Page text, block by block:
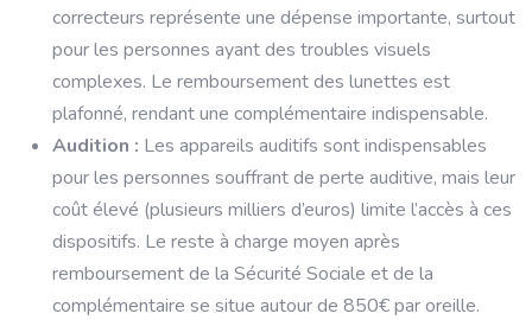
correcteurs représente une dépense importante, surtout
pour les personnes ayant des troubles visuels
complexes. Le remboursement des lunettes est
plafonné, rendant une complémentaire indispensable.
Audition : Les appareils auditifs sont indispensables
pour les personnes souffrant de perte auditive, mais leur
coût élevé (plusieurs milliers d’euros) limite l’accès à ces
dispositifs. Le reste à charge moyen après
remboursement de la Sécurité Sociale et de la
complémentaire se situe autour de 850€ par oreille.